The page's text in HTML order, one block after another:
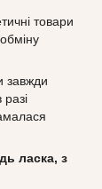
товари
завжди
ласка, з